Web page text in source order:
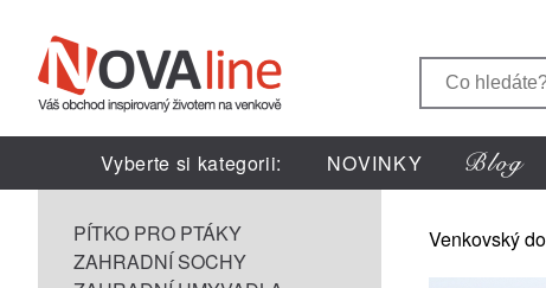
Vyberte si kategorii: NOVINKY
PÍTKO PRO PTÁKY
ZAHRADNÍ SOCHY
Venkovský